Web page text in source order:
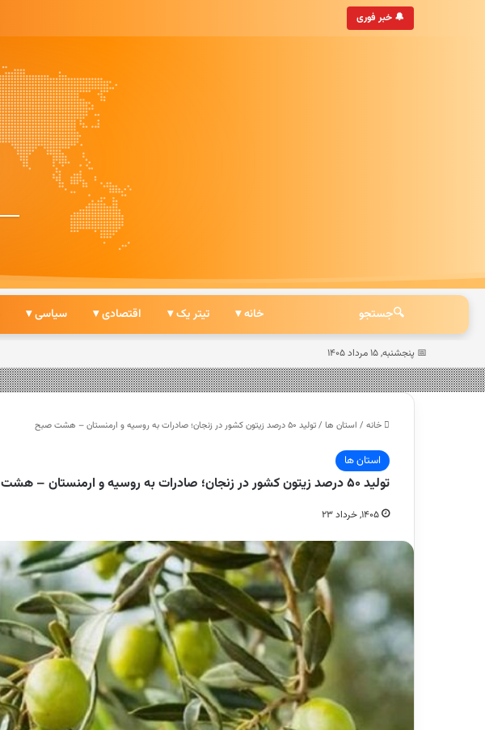
🔔 خبر فوری
• به‌روزترین خبرگزاری ایرانی
🔍جستجو خانه ▾ تیتر یک ▾ اقتصادی ▾ سیاسی ▾
📅 پنجشنبه, ۱۵ مرداد ۱۴۰۵
خانه / استان ها /تولید ۵۰ درصد زیتون کشور در زنجان؛ صادرات به روسیه و ارمنستان – هشت صبح
استان ها
تولید ۵۰ درصد زیتون کشور در زنجان؛ صادرات به روسیه و ارمنستان – هشت صبح
۱۴۰۵, خرداد ۲۳